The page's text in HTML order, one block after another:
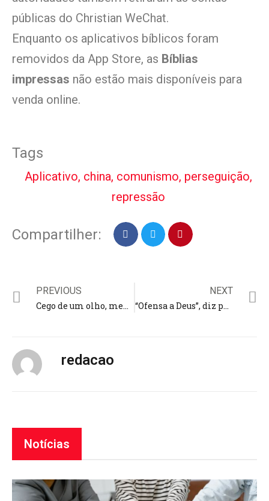
públicas do Christian WeChat.
Enquanto os aplicativos bíblicos foram
removidos da App Store, as Bíblias
impressas não estão mais disponíveis para
venda online.
Tags
Aplicativo, china, comunismo, perseguição,
repressão
Compartilher:
PREVIOUS
Cego de um olho, menino de 12 anos é destaque no beisebol: “Deus tem um plano”
NEXT
“Ofensa a Deus”, diz pastor sobre estátua da “deusa terra” colocada em sua cidade
redacao
Notícias